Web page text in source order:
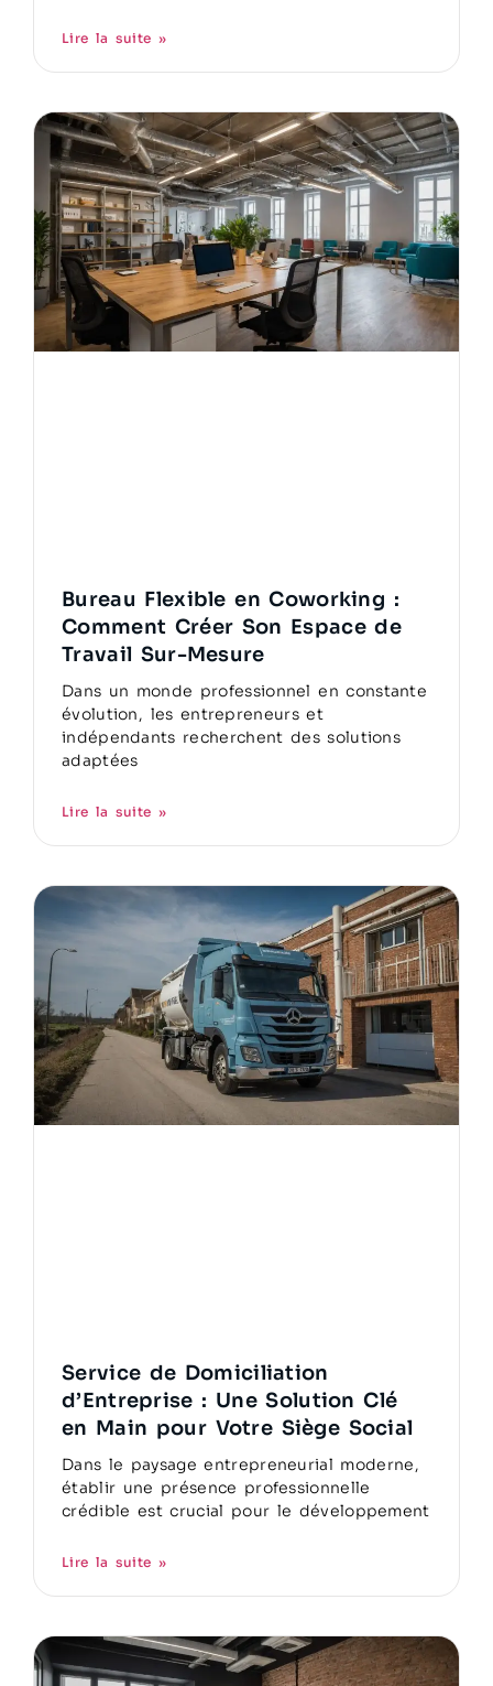
Lire la suite »
Bureau Flexible en Coworking :
Comment Créer Son Espace de
Travail Sur-Mesure
Dans un monde professionnel en constante
évolution, les entrepreneurs et
indépendants recherchent des solutions
adaptées
Lire la suite »
Service de Domiciliation
d’Entreprise : Une Solution Clé
en Main pour Votre Siège Social
Dans le paysage entrepreneurial moderne,
établir une présence professionnelle
crédible est crucial pour le développement
Lire la suite »